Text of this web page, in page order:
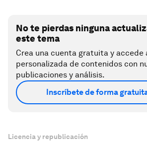
No te pierdas ninguna
este tema
Crea una cuenta gratuita y accede
personalizada de contenidos con
publicaciones y análisis.
Inscríbete de forma
Licencia y republicación